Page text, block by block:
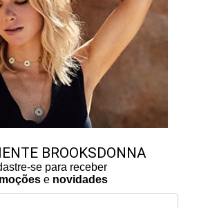
BROOKSDONNA
se para receber
e novidades